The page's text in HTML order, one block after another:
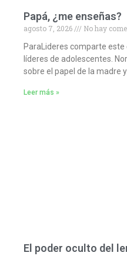
Papá, ¿me
agosto 7, 2026
No hay
ParaLideres comparte este
líderes de adolescentes.
sobre el papel de la madre
Leer más »
El poder oculto del